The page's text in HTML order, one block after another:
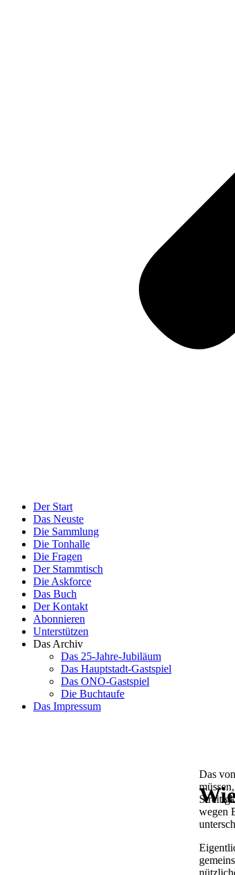
Der Start
Das Neuste
Die Sammlung
Die Tonhalle
Die Fragen
Der Stammtisch
Die Askforce
Das Buch
Der Kontakt
Abonnieren
Unterstützen
Das Archiv
Das 25-Jahre-Jubiläum
Das Hauptstadt-Gastspiel
Das ONO-Gastspiel
Die Buchtaufe
Das Impressum
Das
wegen